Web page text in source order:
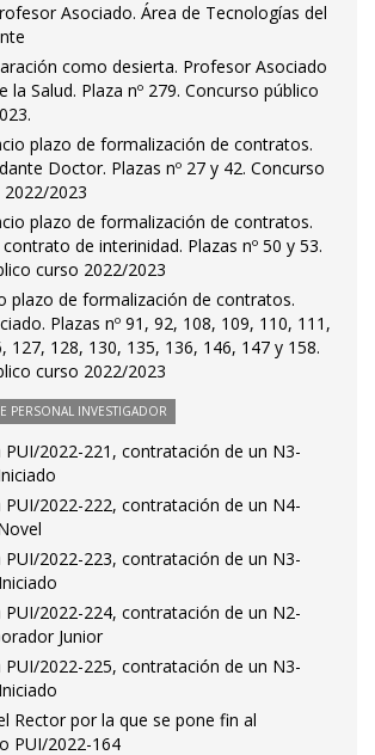
Asociado. Área de Tecnologías del
como desierta. Profesor Asociado
la Salud. Plaza nº 279. Concurso público
plazo de formalización de contratos.
Doctor. Plazas nº 27 y 42. Concurso
2023
plazo de formalización de contratos.
de interinidad. Plazas nº 50 y 53.
curso 2022/2023
plazo de formalización de contratos.
Plazas nº 91, 92, 108, 109, 110, 111,
127, 128, 130, 135, 136, 146, 147 y 158.
curso 2022/2023
PERSONAL INVESTIGADOR
2022-221, contratación de un N3-
2022-222, contratación de un N4-
2022-223, contratación de un N3-
2022-224, contratación de un N2-
Junior
2022-225, contratación de un N3-
Rector por la que se pone fin al
PUI/2022-164